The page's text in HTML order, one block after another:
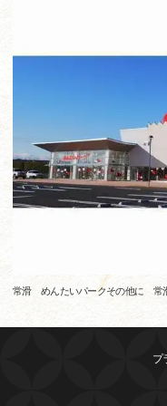
常滑 めんたいパークその他に 常
プ